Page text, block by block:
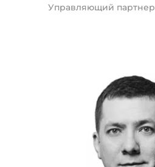
Управляющий